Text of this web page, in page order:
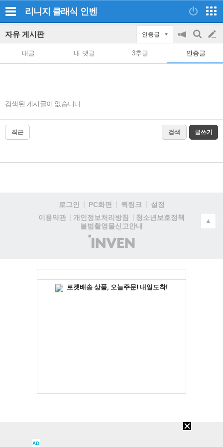
리니지 클래식 인벤
자유 게시판 인증글
공
on/off
검
색
글
쓰
내글 내 댓글 3추글 인증글
검색된 게시글이 없습니다.
최근 검색 글쓰기
로그인 PC화면 퀵링크
설정
이용약관
개인정보처리방침
청소년보호정책
불법촬영물신고안내
(주)
인
▲
AD